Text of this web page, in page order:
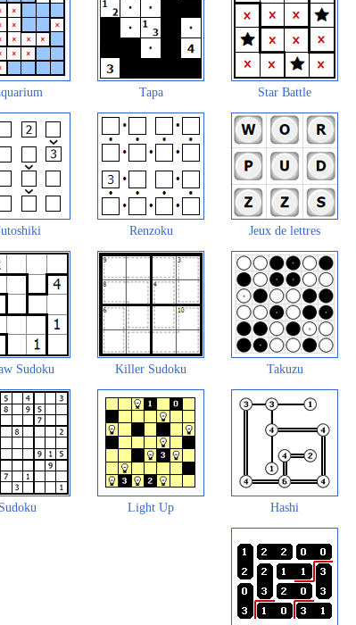
Tapa Star Battle
Renzoku Jeux de lettres
Sudoku Killer Sudoku Takuzu
Sudoku Light Up Hashi